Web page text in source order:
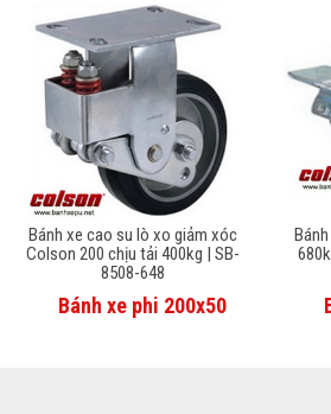
Bánh xe cao su lò xo giảm xóc
Colson 200 chịu tải 400kg | SB-
8508-648
Bánh xe phi 200x50